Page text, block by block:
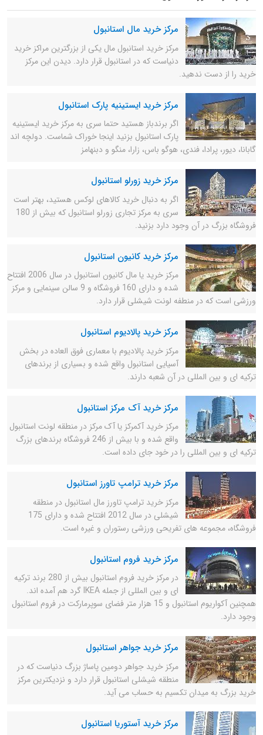
مرکز خرید مال استانبول
مرکز خرید استانبول مال یکی از بزرگترین مراکز خرید
دنیاست که در استانبول قرار دارد. دیدن این مرکز
خرید را از دست ندهید.
مرکز خرید ایستینیه پارک استانبول
اگر برندباز هستید حتما سری به مرکز خرید ایستینیه
پارک استانبول بزنید اینجا خوراک شماست. دولچه اند
گابانا، دیور، پرادا، فندی، هوگو باس، زارا، منگو و دبنهامز
مرکز خرید زورلو استانبول
اگر به دنبال خرید کالاهای لوکس هستید، بهتر است
سری به مرکز تجاری زورلو استانبول که بیش از 180
فروشگاه بزرگ در آن وجود دارد بزنید.
مرکز خرید کانیون استانبول
مرکز خرید یا مال کانیون استانبول در سال 2006 افتتاح
شده و دارای 160 فروشگاه و 9 سالن سینمایی و مرکز
ورزشی است که در منطفه لونت شیشلی قرار دارد.
مرکز خرید پالادیوم استانبول
مرکز خرید پالادیوم با معماری فوق العاده در بخش
آسیایی استانبول واقع شده و بسیاری از برندهای
ترکیه ای و بین المللی در آن شعبه دارند.
مرکز خرید آک مرکز استانبول
مرکز خرید آکمرکز یا آک مرکز در منطقه لونت استانبول
واقع شده و با بیش از 246 فروشگاه برندهای بزرگ
ترکیه ای و بین المللی را در خود جای داده است.
مرکز خرید ترامپ تاورز استانبول
مرکز خرید ترامپ تاورز مال استانبول در منطقه
شیشلی در سال 2012 افتتاح شده و دارای 175
فروشگاه، مجموعه های تفریحی ورزشی رستوران و غیره است.
مرکز خرید فروم استانبول
در مرکز خرید فروم استانبول بیش از 280 برند ترکیه
ای و بین المللی از جمله IKEA گرد هم آمده اند.
همچنین آکواریوم استانبول و 15 هزار متر فضای سوپرمارکت در فروم استانبول
وجود دارد.
مرکز خرید جواهر استانبول
مرکز خرید جواهر دومین پاساژ بزرگ دنیاست که در
منطقه شیشلی استانبول قرار دارد و نزدیکترین مرکز
خرید بزرگ به میدان تکسیم به حساب می آید.
مرکز خرید آستوریا استانبول